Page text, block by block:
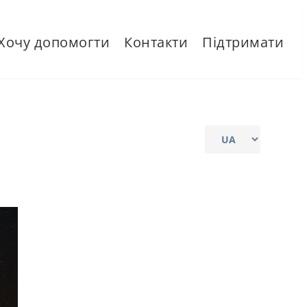
допомогти Контакти Підтримати
Choose